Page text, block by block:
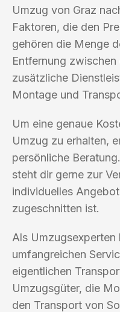
Umzug von Graz
Faktoren, die den
gehören die Menge
Entfernung
zusätzliche
Montage und
Um eine genaue
Umzug zu erhalten,
persönliche
steht dir gerne zur
individuelles
zugeschnitten ist.
Als Umzugsexperten
umfangreichen
eigentlichen
Umzugsgüter, die
den Transport von